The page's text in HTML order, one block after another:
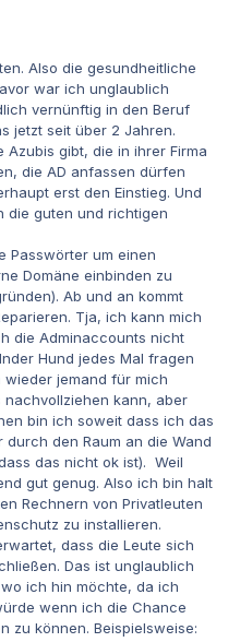
Also die gesundheitliche
war ich unglaublich
vernünftig in den Beruf
jetzt seit über 2 Jahren.
gibt, die in ihrer Firma
die AD anfassen dürfen
erst den Einstieg. Und
die guten und richtigen
Passwörter um einen
Domäne einbinden zu
Ab und an kommt
Tja, ich kann mich
die Adminaccounts nicht
Hund jedes Mal fragen
jemand für mich
kann, aber
bin ich soweit dass ich das
den Raum an die Wand
das nicht ok ist). Weil
gut genug. Also ich bin halt
Rechnern von Privatleuten
zu installieren.
dass die Leute sich
Das ist unglaublich
ich hin möchte, da ich
wenn ich die Chance
zu können. Beispielsweise: